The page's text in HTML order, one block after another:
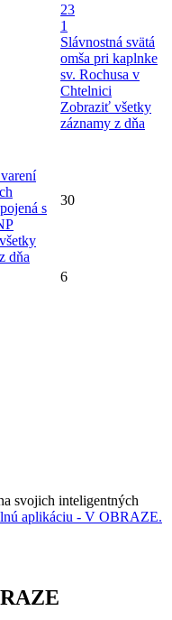
23
1
Slávnostná svätá
omša pri kaplnke
sv. Rochusa v
Chtelnici
Zobraziť všetky
záznamy z dňa
s
dňa
30
6
svojich inteligentných
aplikáciu - V OBRAZE.